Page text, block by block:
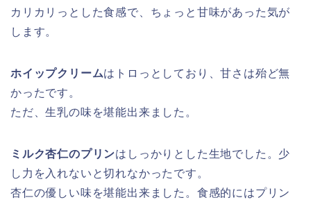
カリカリっとした食感で、ちょっと甘味があった気が
します。
ホイップクリームはトロっとしており、甘さは殆ど無
かったです。
ただ、生乳の味を堪能出来ました。
ミルク杏仁のプリンはしっかりとした生地でした。少
し力を入れないと切れなかったです。
杏仁の優しい味を堪能出来ました。食感的にはプリン